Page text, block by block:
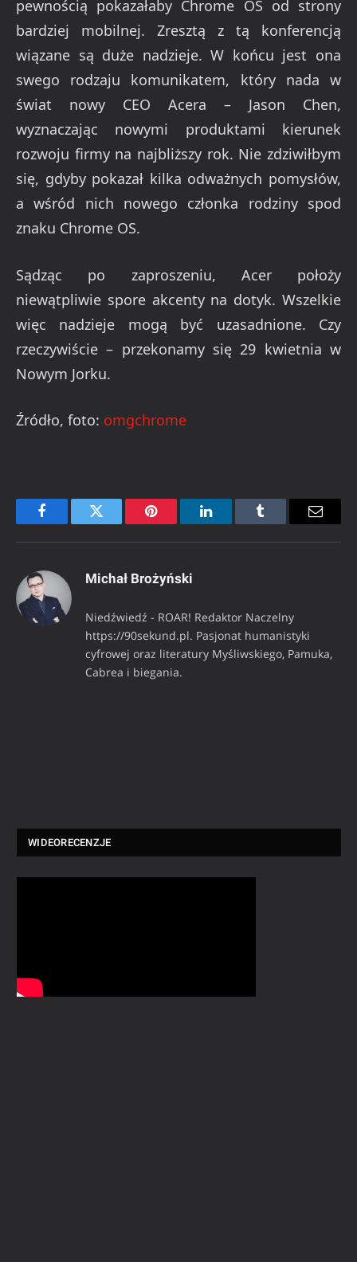
pewnością pokazałaby Chrome OS od strony
bardziej mobilnej. Zresztą z tą konferencją
wiązane są duże nadzieje. W końcu jest ona
swego rodzaju komunikatem, który nada w
świat nowy CEO Acera – Jason Chen,
wyznaczając nowymi produktami kierunek
rozwoju firmy na najbliższy rok. Nie zdziwiłbym
się, gdyby pokazał kilka odważnych pomysłów,
a wśród nich nowego członka rodziny spod
znaku Chrome OS.
Sądząc po zaproszeniu, Acer położy
niewątpliwie spore akcenty na dotyk. Wszelkie
więc nadzieje mogą być uzasadnione. Czy
rzeczywiście – przekonamy się 29 kwietnia w
Nowym Jorku.
Źródło, foto: omgchrome
FacebookTwitter Pinterest LinkedInTumblr Email
Michał Brożyński
Niedźwiedź - ROAR! Redaktor Naczelny
https://90sekund.pl. Pasjonat humanistyki
cyfrowej oraz literatury Myśliwskiego, Pamuka,
Cabrea i biegania.
WIDEORECENZJE